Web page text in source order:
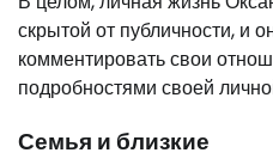
скрытой от публичности, и
комментировать свои
подробностями своей
Семья и близкие